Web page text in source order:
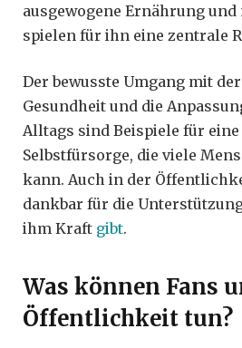
ausgewogene Ernährung
spielen für ihn eine zentrale
Der bewusste Umgang mit
Gesundheit und die
Alltags sind Beispiele für
Selbstfürsorge, die viele
kann. Auch in der
dankbar für die
ihm Kraft gibt.
Was können Fans
Öffentlichkeit tun?